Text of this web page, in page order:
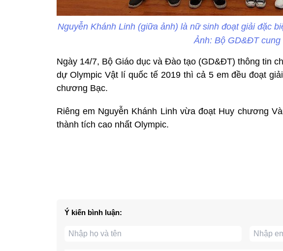
Nguyễn Khánh Linh (giữa ảnh) là nữ sinh đoạt giải đặc
Ảnh: Bộ GD&ĐT cung
Ngày 14/7, Bộ Giáo dục và Đào tạo (GD&ĐT) thông tin
dự Olympic Vật lí quốc tế 2019 thì cả 5 em đều đoạt
chương Bạc.
Riêng em Nguyễn Khánh Linh vừa đoạt Huy chương
thành tích cao nhất Olympic.
Ý kiến bình luận: